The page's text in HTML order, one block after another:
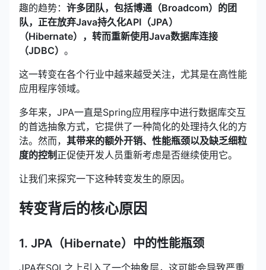
趣的趋势： 许多团队，包括博通（Broadcom）的团
队，正在放弃Java持久化API（JPA）
（Hibernate），转而重新使用Java数据库连接
（JDBC） 。
这一转变在各个行业中越来越受关注，尤其是在高性能
应用程序领域。
多年来，JPA一直是Spring应用程序中进行数据库交互
的首选抽象方式，它提供了一种简化的处理持久化的方
法。然而， 其带来的额外开销、性能瓶颈以及缺乏细粒
度的控制 正促使开发人员重新考虑是否继续使用它。
让我们来探究一下这种转变发生的原因。
转变背后的核心原因
1. JPA（Hibernate）中的性能瓶颈